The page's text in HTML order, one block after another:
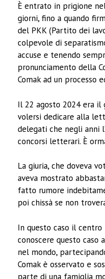
È entrato in prigione
giorni, fino a quando
del PKK (Partito dei
colpevole di
accuse e tenendo
pronunciamento della
Comak ad un processo
Il 22 agosto 2024 era il
volersi dedicare alla
delegati che negli anni
concorsi letterari. È
La giuria, che doveva
aveva mostrato
fatto rumore
poi chissà se non
In questo caso il
conoscere questo caso
nel mondo,
Comak è osservato e
parte di una famiglia